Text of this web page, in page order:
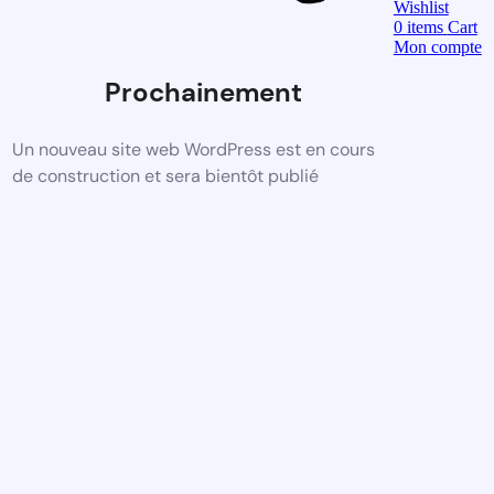
Prochainement
Un nouveau site web WordPress est en cours
de construction et sera bientôt publié
Wishlist
0 items Cart
Mon compte